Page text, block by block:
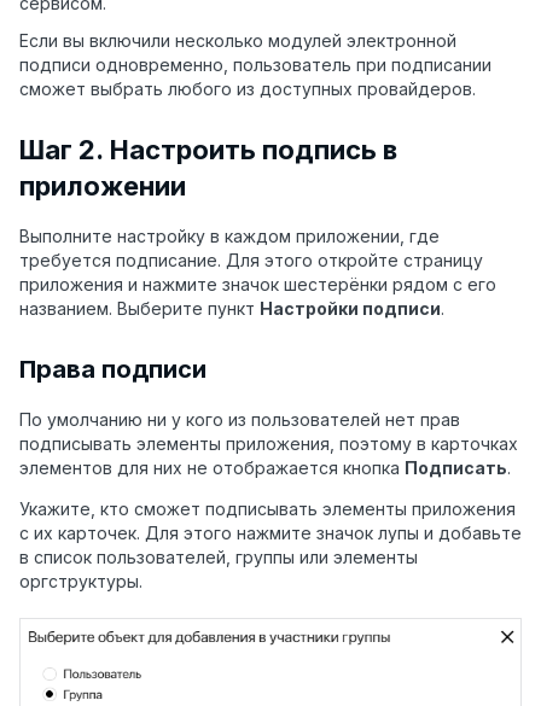
Если вы включили несколько модулей электронной
подписи одновременно, пользователь при подписании
сможет выбрать любого из доступных провайдеров.
Шаг 2. Настроить подпись в
приложении
Выполните настройку в каждом приложении, где
требуется подписание. Для этого откройте страницу
приложения и нажмите значок шестерёнки рядом с его
названием. Выберите пункт Настройки подписи.
Права подписи
По умолчанию ни у кого из пользователей нет прав
подписывать элементы приложения, поэтому в карточках
элементов для них не отображается кнопка Подписать.
Укажите, кто сможет подписывать элементы приложения
с их карточек. Для этого нажмите значок лупы и добавьте
в список пользователей, группы или элементы
оргструктуры.